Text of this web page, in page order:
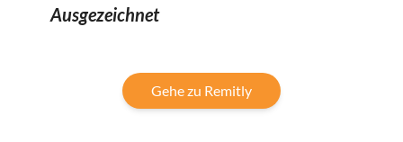
Ausgezeichnet
Gehe zu Remitly